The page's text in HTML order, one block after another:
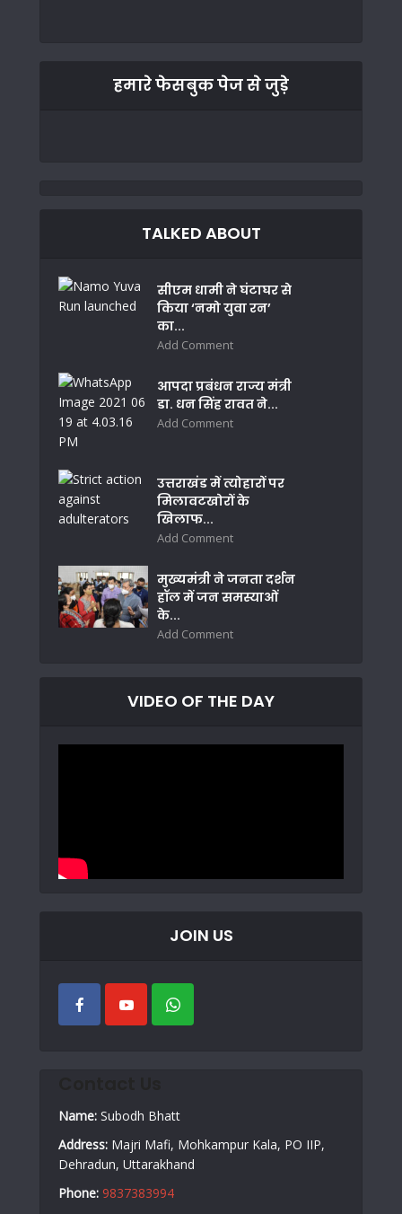
हमारे फेसबुक पेज से जुड़े
TALKED ABOUT
सीएम धामी ने घंटाघर से
किया ‘नमो युवा रन’
का...
Add Comment
आपदा प्रबंधन राज्य मंत्री
डा. धन सिंह रावत ने...
Add Comment
उत्तराखंड में त्योहारों पर
मिलावटखोरों के
खिलाफ...
Add Comment
मुख्यमंत्री ने जनता दर्शन
हॉल में जन समस्याओं
के...
Add Comment
VIDEO OF THE DAY
JOIN US
Name: Subodh Bhatt
Address: Majri Mafi, Mohkampur Kala, PO IIP,
Dehradun, Uttarakhand
Phone: 9837383994